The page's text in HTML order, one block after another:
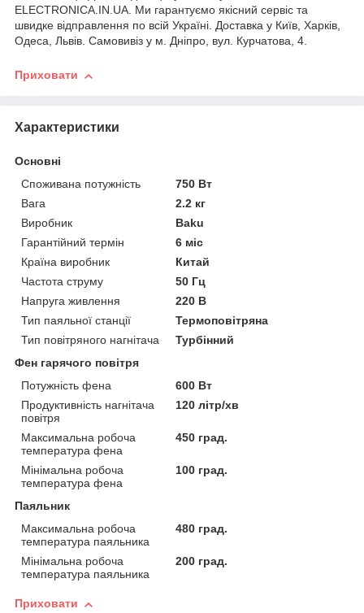
ELECTRONICA.IN.UA. Ми гарантуємо якісний сервіс та
швидке відправлення по всій Україні. Доставка у Київ, Харків,
Одеса, Львів. Самовивіз у м. Дніпро, вул. Курчатова, 4.
Приховати
Характеристики
Основні
Споживана потужність
750 Вт
Вага
2.2 кг
Виробник
Baku
Гарантійний термін
6 міс
Країна виробник
Китай
Частота струму
50 Гц
Напруга живлення
220 В
Тип паяльної станції
Термоповітряна
Тип повітряного нагнітача
Турбінний
Фен гарячого повітря
Потужність фена
600 Вт
Продуктивність нагнітача
повітря
120 літр/хв
Максимальна робоча
температура фена
450 град.
Мінімальна робоча
температура фена
100 град.
Паяльник
Максимальна робоча
температура паяльника
480 град.
Мінімальна робоча
температура паяльника
200 град.
Приховати